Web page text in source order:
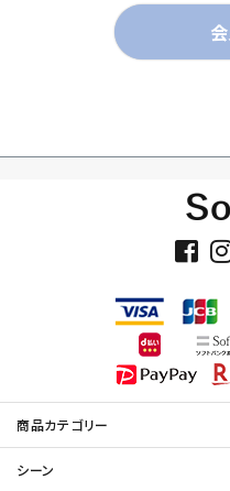
商品カテゴリー
シーン